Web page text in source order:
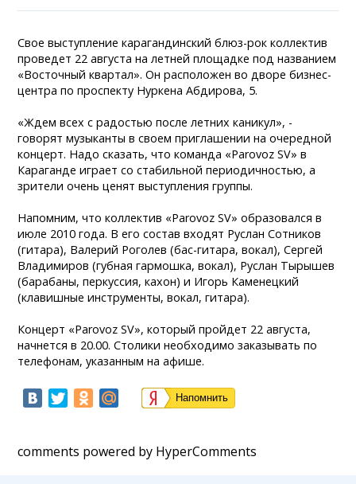
Свое выступление карагандинский блюз-рок коллектив
проведет 22 августа на летней площадке под названием
«Восточный квартал». Он расположен во дворе бизнес-
центра по проспекту Нуркена Абдирова, 5.
«Ждем всех с радостью после летних каникул», -
говорят музыканты в своем приглашении на очередной
концерт. Надо сказать, что команда «Parovoz SV» в
Караганде играет со стабильной периодичностью, а
зрители очень ценят выступления группы.
Напомним, что коллектив «Parovoz SV» образовался в
июле 2010 года. В его состав входят Руслан Сотников
(гитара), Валерий Роголев (бас-гитара, вокал), Сергей
Владимиров (губная гармошка, вокал), Руслан Тырышев
(барабаны, перкуссия, кахон) и Игорь Каменецкий
(клавишные инструменты, вокал, гитара).
Концерт «Parovoz SV», который пройдет 22 августа,
начнется в 20.00. Столики необходимо заказывать по
телефонам, указанным на афише.
Напомнить
comments powered by HyperComments